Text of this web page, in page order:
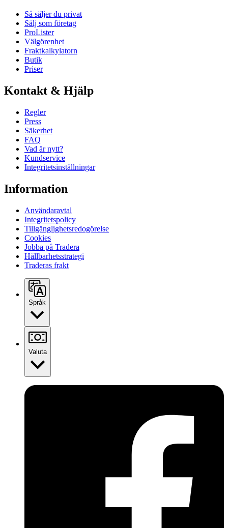
Så säljer du privat
Sälj som företag
ProLister
Välgörenhet
Fraktkalkylatorn
Butik
Priser
Kontakt & Hjälp
Regler
Press
Säkerhet
FAQ
Vad är nytt?
Kundservice
Integritetsinställningar
Information
Användaravtal
Integritetspolicy
Tillgänglighetsredogörelse
Cookies
Jobba på Tradera
Hållbarhetsstrategi
Traderas frakt
Språk
Valuta